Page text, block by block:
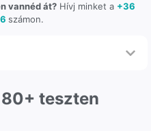
vannéd át?Hívj minket a +36
számon.
teszten